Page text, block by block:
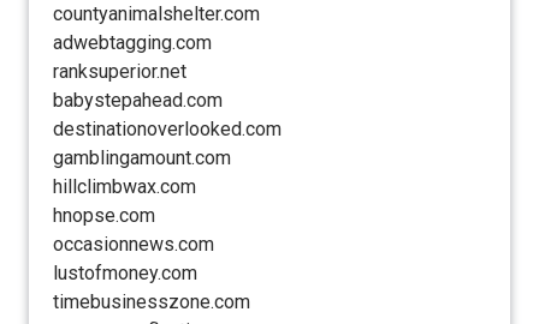
countyanimalshelter.com
adwebtagging.com
ranksuperior.net
babystepahead.com
destinationoverlooked.com
gamblingamount.com
hillclimbwax.com
hnopse.com
occasionnews.com
lustofmoney.com
timebusinesszone.com